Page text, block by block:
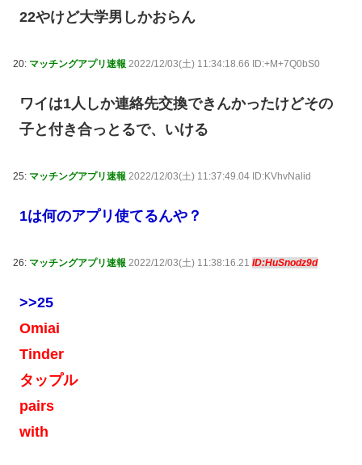
22やけど大学男しかおらん
20: マッチングアプリ速報 2022/12/03(土) 11:34:18.66 ID:+M+7Q0bS0
ワイは1人しか連絡先交換できんかったけどその
子と付き合っとるで、いける
25: マッチングアプリ速報 2022/12/03(土) 11:37:49.04 ID:KVhvNalid
1は何のアプリ使てるんや？
26: マッチングアプリ速報 2022/12/03(土) 11:38:16.21 ID:HuSnodz9d
>>25
Omiai
Tinder
タップル
pairs
with